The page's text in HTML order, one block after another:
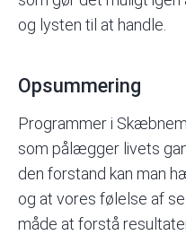
og lysten til at handle.
Opsummering
Programmer i
som pålægger livets
den forstand kan man
og at vores følelse af
måde at forstå